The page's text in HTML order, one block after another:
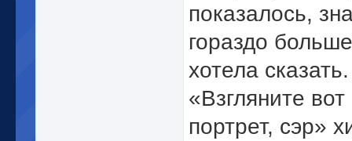
показалось,
гораздо
хотела сказать.
«Взгляните вот
портрет, сэр»